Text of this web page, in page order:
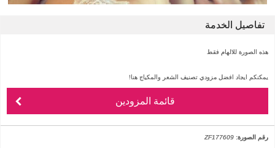
تفاصيل الخدمة
هذه الصورة للالهام فقط
يمكنكم ايجاد افضل مزودي تصنيف الشعر والمكياج هنا!
قائمة المزودين
رقم الصورة: ZF177609